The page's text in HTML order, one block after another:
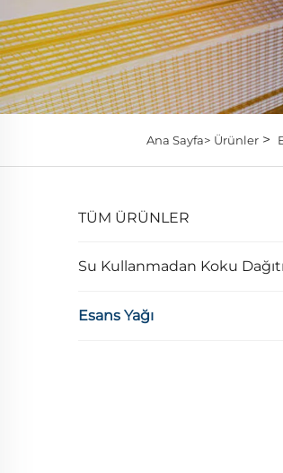
Ana Sayfa> Ürünler>
TÜM ÜRÜNLER
Su Kullanmadan Koku
Esans Yağı